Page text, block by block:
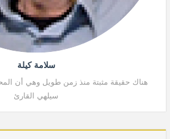
سلامة كيلة
هناك حقيقة مثبتة منذ زمن طويل وهي أن
سيلهي القارئ